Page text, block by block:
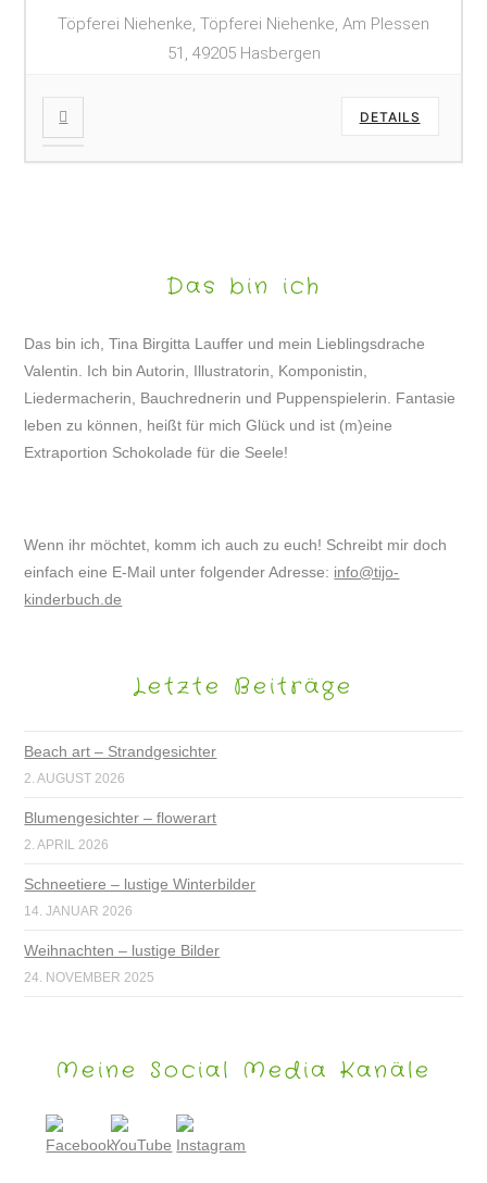
Töpferei Niehenke, Töpferei Niehenke, Am Plessen
51, 49205 Hasbergen
DETAILS
Das bin ich
Das bin ich, Tina Birgitta Lauffer und mein Lieblingsdrache
Valentin. Ich bin Autorin, Illustratorin, Komponistin,
Liedermacherin, Bauchrednerin und Puppenspielerin. Fantasie
leben zu können, heißt für mich Glück und ist (m)eine
Extraportion Schokolade für die Seele!
Wenn ihr möchtet, komm ich auch zu euch! Schreibt mir doch
einfach eine E-Mail unter folgender Adresse: info@tijo-
kinderbuch.de
Letzte Beiträge
Beach art – Strandgesichter
2. AUGUST 2026
Blumengesichter – flowerart
2. APRIL 2026
Schneetiere – lustige Winterbilder
14. JANUAR 2026
Weihnachten – lustige Bilder
24. NOVEMBER 2025
Meine Social Media Kanäle